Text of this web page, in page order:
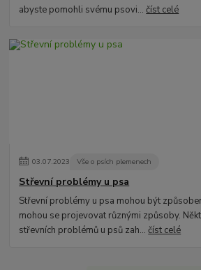
abyste pomohli svému psovi...číst celé
03.07.2023 Vše o psích plemenech
Střevní problémy u psa
Střevní problémy u psa mohou být
mohou se projevovat různými způsoby.
střevních problémů u psů zah...číst celé